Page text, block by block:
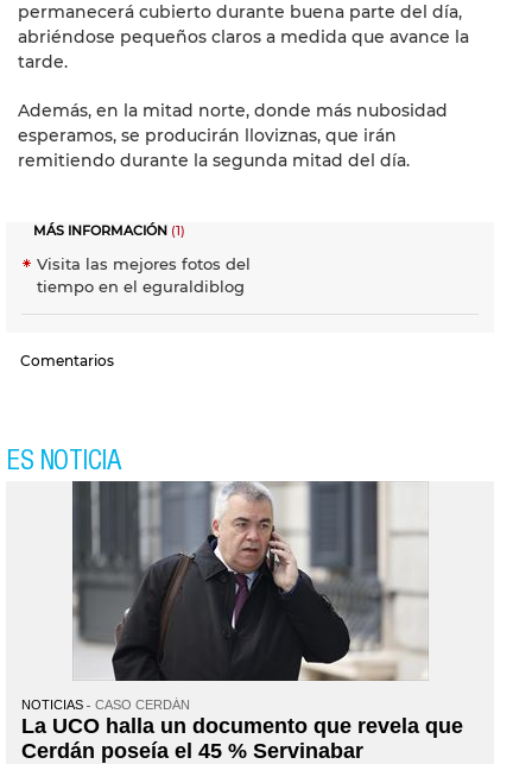
permanecerá cubierto durante buena parte del día,
abriéndose pequeños claros a medida que avance la
tarde.
Además, en la mitad norte, donde más nubosidad
esperamos, se producirán lloviznas, que irán
remitiendo durante la segunda mitad del día.
MÁS INFORMACIÓN (1)
Visita las mejores fotos del
tiempo en el eguraldiblog
Comentarios
ES NOTICIA
NOTICIAS CASO CERDÁN
La UCO halla un documento que revela que
Cerdán poseía el 45 % Servinabar